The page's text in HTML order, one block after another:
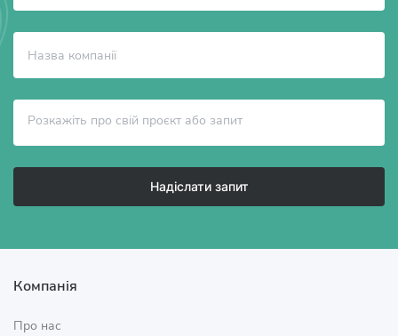
Надіслати запит
Компанія
Про нас